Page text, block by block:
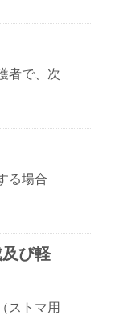
者で、次
る場合
び軽
ストマ用